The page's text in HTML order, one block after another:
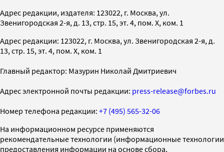
Адрес редакции, издателя: 123022, г. Москва, ул.
Звенигородская 2-я, д. 13, стр. 15, эт. 4, пом. X, ком. 1
Адрес редакции: 123022, г. Москва, ул. Звенигородская 2-я, д.
13, стр. 15, эт. 4, пом. X, ком. 1
Главный редактор: Мазурин Николай Дмитриевич
Адрес электронной почты редакции: press-release@forbes.ru
Номер телефона редакции: +7 (495) 565-32-06
На информационном ресурсе применяются
рекомендательные технологии (информационные технологии
предоставления информации на основе сбора,